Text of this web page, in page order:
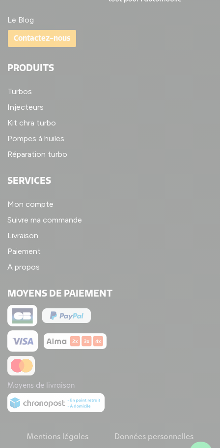
Le Blog
Contactez-nous
PRODUITS
Turbos
Injecteurs
Kit chra turbo
Pompes à huiles
Réparation turbo
SERVICES
Mon compte
Suivre ma commande
Livraison
Paiement
A propos
MOYENS DE PAIEMENT
Moyens de livraison
Mentions légales Données personnelles